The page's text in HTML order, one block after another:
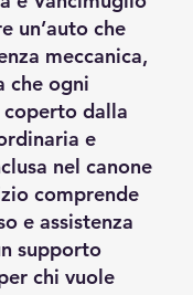
un’auto che
meccanica,
che ogni
dalla
e
nel canone
comprende
e assistenza
supporto
chi vuole